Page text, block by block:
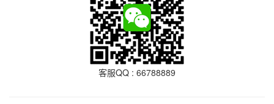
客服QQ : 66788889